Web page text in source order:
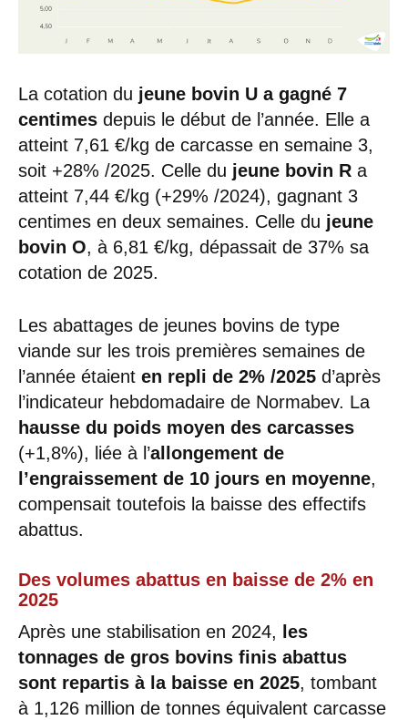
La cotation du jeune bovin U a gagné 7
centimes depuis le début de l’année. Elle a
atteint 7,61 €/kg de carcasse en semaine 3,
soit +28% /2025. Celle du jeune bovin R a
atteint 7,44 €/kg (+29% /2024), gagnant 3
centimes en deux semaines. Celle du jeune
bovin O, à 6,81 €/kg, dépassait de 37% sa
cotation de 2025.
Les abattages de jeunes bovins de type
viande sur les trois premières semaines de
l’année étaient en repli de 2% /2025 d’après
l’indicateur hebdomadaire de Normabev. La
hausse du poids moyen des carcasses
(+1,8%), liée à l’allongement de
l’engraissement de 10 jours en moyenne,
compensait toutefois la baisse des effectifs
abattus.
Des volumes abattus en baisse de 2% en
2025
Après une stabilisation en 2024,
les
tonnages de gros bovins finis abattus
sont repartis à la baisse en 2025, tombant
à 1,126 million de tonnes équivalent carcasse